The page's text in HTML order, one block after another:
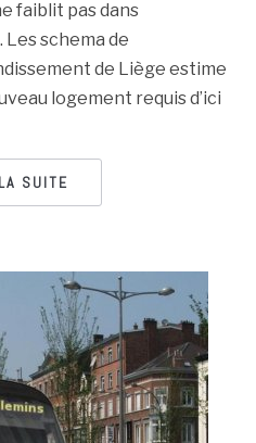
faiblit pas dans
schema de
de Liège estime
logement requis d’ici
SUITE